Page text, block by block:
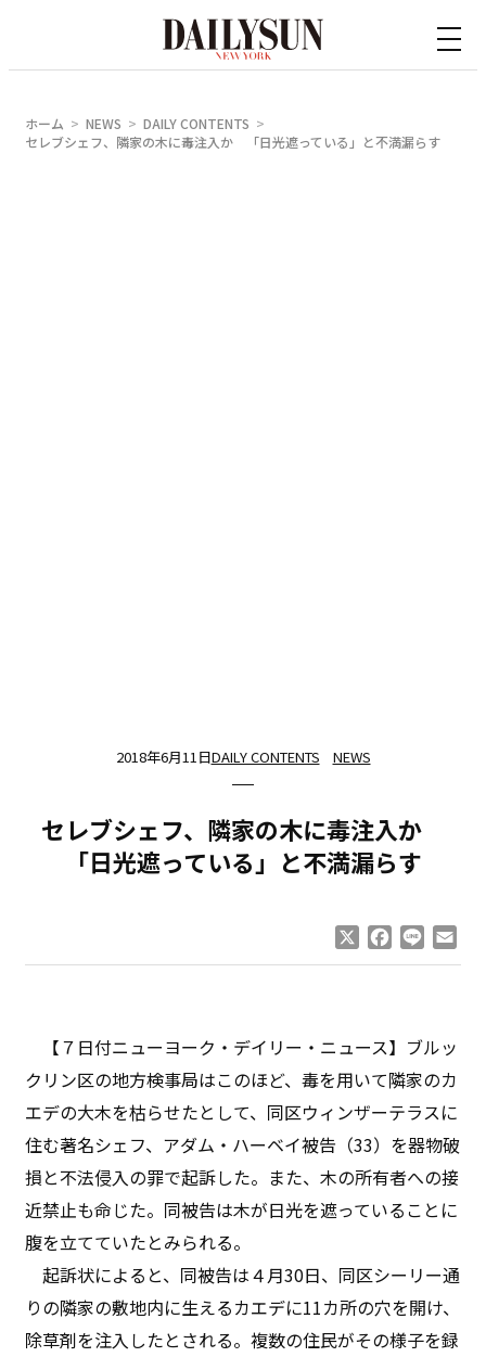
ホーム NEWS
DAILY CONTENTS
セレブシェフ、隣家の木に毒注入か 「日光遮っている」と不満漏らす
2018年6月11日DAILY CONTENTS NEWS
セレブシェフ、隣家の木に毒注入か
「日光遮っている」と不満漏らす
Facebook
Line
【７日付ニューヨーク・デイリー・ニュース】ブルッ
クリン区の地方検事局はこのほど、毒を用いて隣家のカ
エデの大木を枯らせたとして、同区ウィンザーテラスに
住む著名シェフ、アダム・ハーベイ被告（33）を器物破
損と不法侵入の罪で起訴した。また、木の所有者への接
近禁止も命じた。同被告は木が日光を遮っていることに
腹を立てていたとみられる。
起訴状によると、同被告は４月30日、同区シーリー通
りの隣家の敷地内に生えるカエデに11カ所の穴を開け、
除草剤を注入したとされる。複数の住民がその様子を録